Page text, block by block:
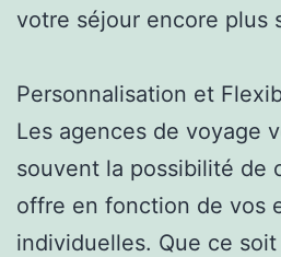
votre séjour encore plus
Personnalisation et
Les agences de voyage
souvent la possibilité de
offre en fonction de vos
individuelles. Que ce